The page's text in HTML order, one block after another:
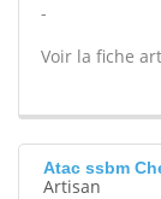
-
Voir la fiche
Atac ssbm
Artisan